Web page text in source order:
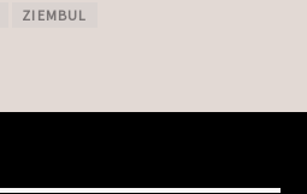
ZIEMBUL